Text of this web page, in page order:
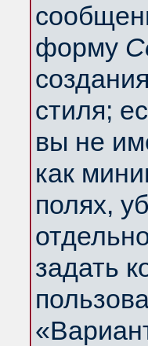
форму
стиля;
вы не
как
полях,
задать